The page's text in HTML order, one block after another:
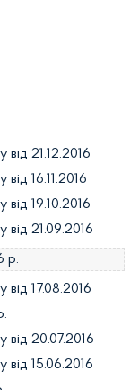
від 21.12.2016
від 16.11.2016
від 19.10.2016
від 21.09.2016
р.
від 17.08.2016
від 20.07.2016
від 15.06.2016